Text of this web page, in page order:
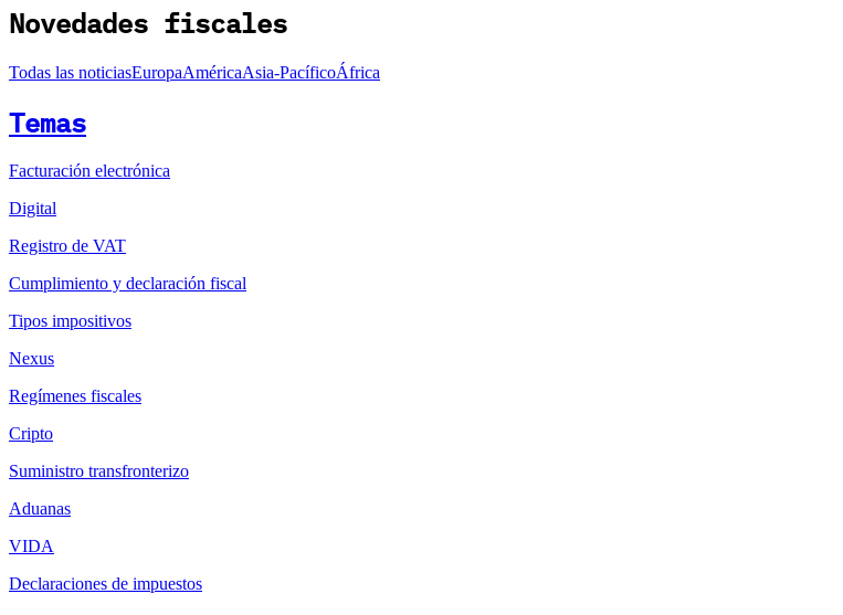
Novedades fiscales
Todas las noticiasEuropaAméricaAsia-PacíficoÁfrica
Temas
Facturación electrónica
Digital
Registro de VAT
Cumplimiento y declaración fiscal
Tipos impositivos
Nexus
Regímenes fiscales
Cripto
Suministro transfronterizo
Aduanas
VIDA
Declaraciones de impuestos